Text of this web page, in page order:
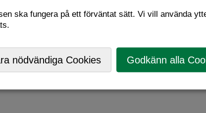
ska fungera på ett förväntat sätt. Vi vill använda
nödvändiga Cookies Godkänn alla